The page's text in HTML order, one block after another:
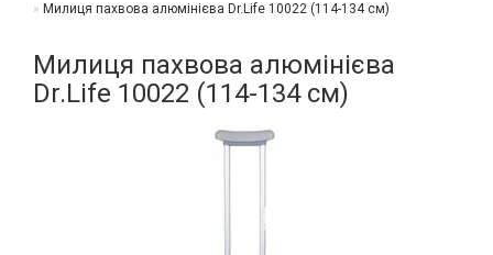
Милиця пахвова алюмінієва Dr.Life 10022 (114-134 см)
Милиця пахвова алюмінієва
Dr.Life 10022 (114-134 см)